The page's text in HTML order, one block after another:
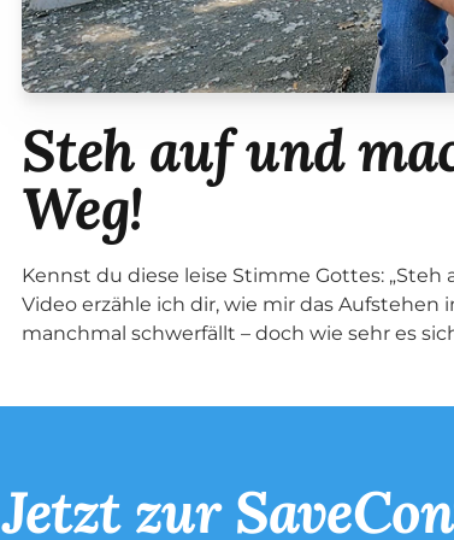
Steh auf und
Weg!
Kennst du diese leise Stimme Gottes:
Video erzähle ich dir, wie mir das
manchmal schwerfällt – doch wie sehr es
Jetzt zur